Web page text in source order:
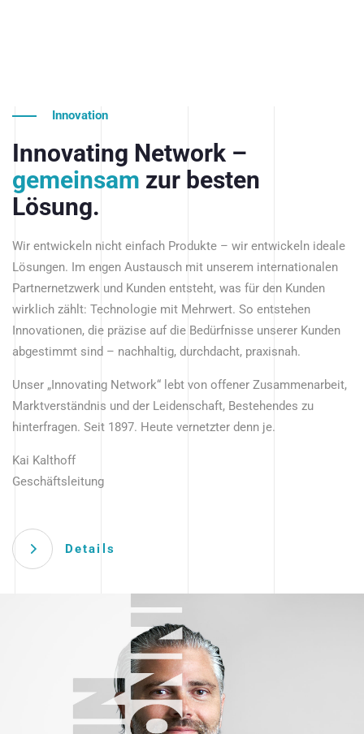
Innovation
Innovating Network –
gemeinsam zur besten
Lösung.
Wir entwickeln nicht einfach Produkte – wir entwickeln ideale
Lösungen. Im engen Austausch mit unserem internationalen
Partnernetzwerk und Kunden entsteht, was für den Kunden
wirklich zählt: Technologie mit Mehrwert. So entstehen
Innovationen, die präzise auf die Bedürfnisse unserer Kunden
abgestimmt sind – nachhaltig, durchdacht, praxisnah.
Unser „Innovating Network“ lebt von offener Zusammenarbeit,
Marktverständnis und der Leidenschaft, Bestehendes zu
hinterfragen. Seit 1897. Heute vernetzter denn je.
Kai Kalthoff
Geschäftsleitung
Details